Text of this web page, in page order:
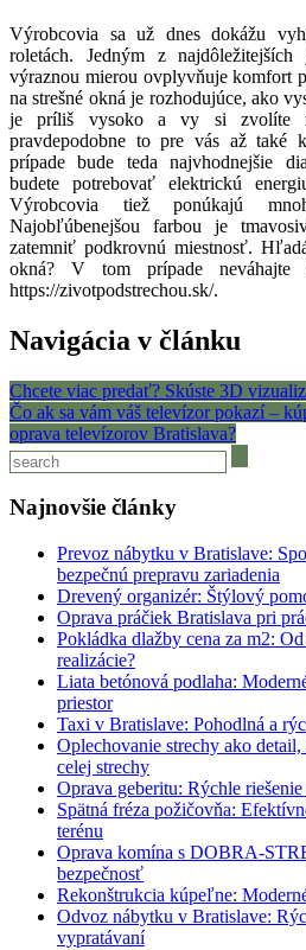
Výrobcovia sa už dnes dokážu
roletách. Jedným z
výraznou mierou ovplyvňuje komfort
na strešné okná je rozhodujúce, ako
je príliš vysoko a vy si zvolíte
pravdepodobne to pre vás až také
prípade bude teda najvhodnejšie
budete potrebovať elektrickú
Výrobcovia tiež ponúkajú
Najobľúbenejšou farbou je
zatemniť podkrovnú miestnosť.
okná? V tom prípade neváhajte
https://zivotpodstrechou.sk/.
Navigácia v článku
Chcete viac predať? Skúste 3D
Čo ak sa vám váš televízor pokazí –
oprava televízorov Bratislava?
Najnovšie články
Prevoz nábytku v Bratislave:
bezpečnú prepravu zariadenia
Drevený organizér: Štýlový
Oprava práčiek Bratislava pri
Pokládka dlažby cena za m2:
realizácie?
Liata betónová podlaha:
priestor
Taxi v Bratislave: Pohodlná a
Oplechovanie strechy ako
celej strechy
Oprava geberitu: Rýchle
Spätná fréza požičovňa:
terénu
Oprava komína s DOBRA-
bezpečnosť
Rekonštrukcia kúpeľne:
Odvoz nábytku v Bratislave:
vypratávaní